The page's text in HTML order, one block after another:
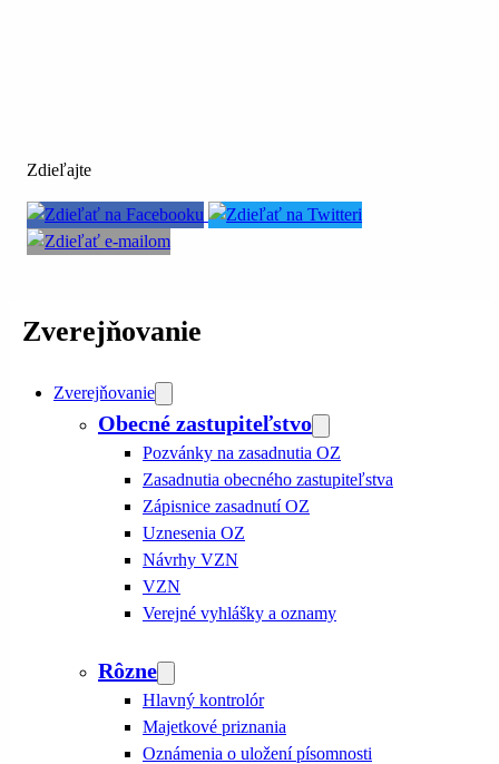
Zdieľajte
Zverejňovanie
Zverejňovanie
Obecné zastupiteľstvo
Pozvánky na zasadnutia OZ
Zasadnutia obecného zastupiteľstva
Zápisnice zasadnutí OZ
Uznesenia OZ
Návrhy VZN
VZN
Verejné vyhlášky a oznamy
Rôzne
Hlavný kontrolór
Majetkové priznania
Oznámenia o uložení písomnosti